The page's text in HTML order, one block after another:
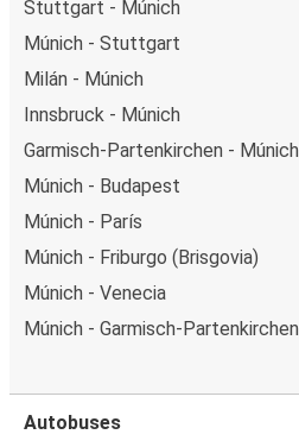
Stuttgart - Múnich
Múnich - Stuttgart
Milán - Múnich
Innsbruck - Múnich
Garmisch-Partenkirchen - Múnich
Múnich - Budapest
Múnich - París
Múnich - Friburgo (Brisgovia)
Múnich - Venecia
Múnich - Garmisch-Partenkirchen
Autobuses